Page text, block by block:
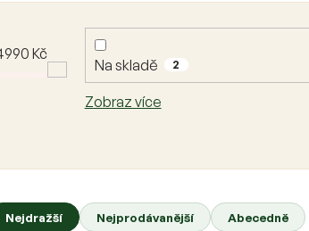
Nejdražší Nejprodávanější Abecedně
Kč
Na skladě 2
Zobraz více